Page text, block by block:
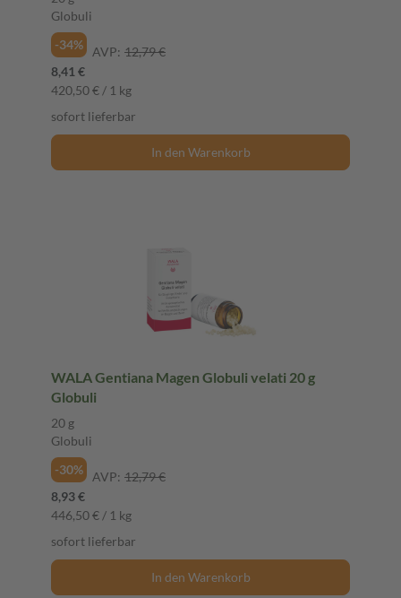
Globuli
-34%
AVP: 12,79 €
8,41 €
420,50 € / 1 kg
sofort lieferbar
In den Warenkorb
WALA Gentiana Magen Globuli velati 20 g
Globuli
20 g
Globuli
-30%
AVP: 12,79 €
8,93 €
446,50 € / 1 kg
sofort lieferbar
In den Warenkorb